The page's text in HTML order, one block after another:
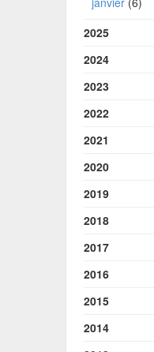
2025
2024
2023
2022
2021
2020
2019
2018
2017
2016
2015
2014